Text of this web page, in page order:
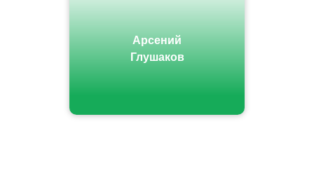
Арсений
Глушаков